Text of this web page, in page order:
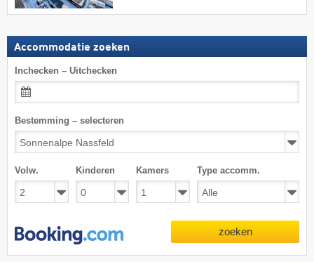
Accommodatie zoeken
Inchecken – Uitchecken
Bestemming – selecteren
Volw. Kinderen Kamers Type accomm.
zoeken